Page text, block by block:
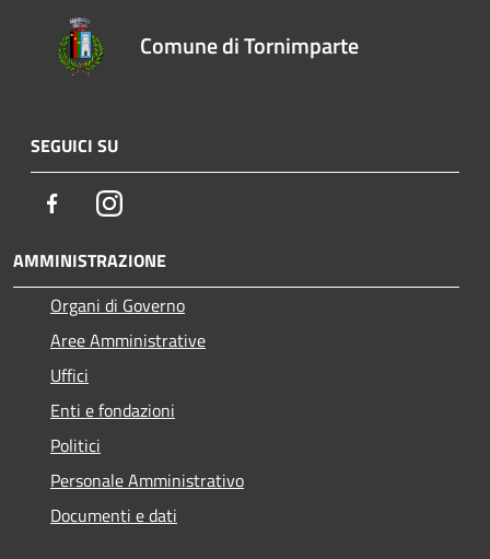
Comune di Tornimparte
SEGUICI SU
FacebookInstagram
AMMINISTRAZIONE
Organi di Governo
Aree Amministrative
Uffici
Enti e fondazioni
Politici
Personale Amministrativo
Documenti e dati